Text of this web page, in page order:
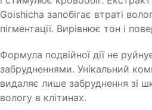
Goishicha запобігає втраті
пігментації. Вирівнює тон і
Формула подвійної дії не
забрудненнями. Унікальний
видаляє лише забруднення зі
вологу в клітинах.